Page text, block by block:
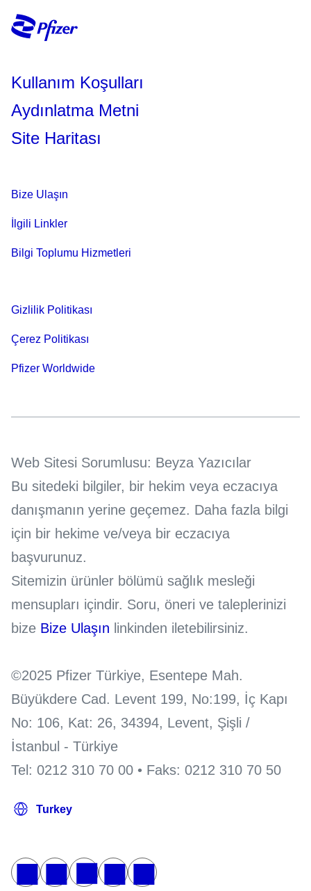
Kullanım Koşulları
Aydınlatma Metni
Site Haritası
Bize Ulaşın
İlgili Linkler
Bilgi Toplumu Hizmetleri
Gizlilik Politikası
Çerez Politikası
Pfizer Worldwide
Web Sitesi Sorumlusu: Beyza Yazıcılar
Bu sitedeki bilgiler, bir hekim veya eczacıya
danışmanın yerine geçemez. Daha fazla bilgi
için bir hekime ve/veya bir eczacıya
başvurunuz.
Sitemizin ürünler bölümü sağlık mesleği
mensupları içindir. Soru, öneri ve taleplerinizi
bize Bize Ulaşın linkinden iletebilirsiniz.
©2025 Pfizer Türkiye, Esentepe Mah.
Büyükdere Cad. Levent 199, No:199, İç Kapı
No: 106, Kat: 26, 34394, Levent, Şişli /
İstanbul - Türkiye
Tel: 0212 310 70 00 • Faks: 0212 310 70 50